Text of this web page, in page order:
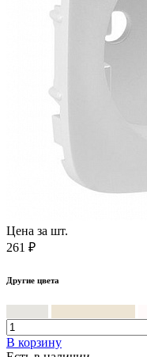
Цена за шт.
261 ₽
Другие цвета
В корзинy